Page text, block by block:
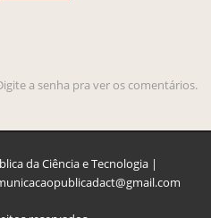
a senha pra ver os comentários.
da Ciência e Tecnologia |